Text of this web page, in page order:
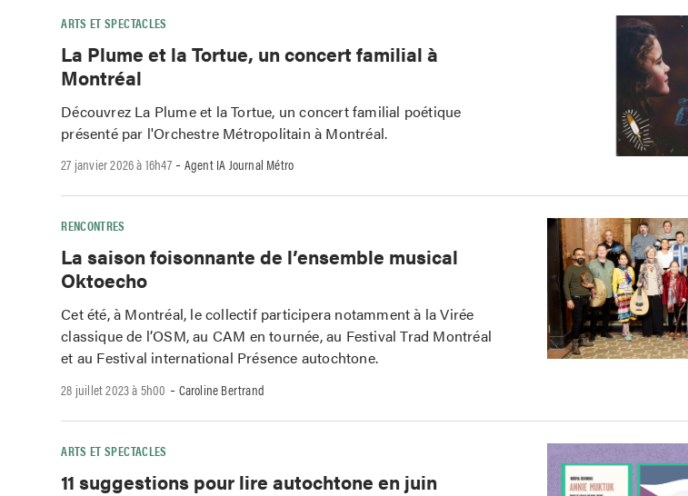
ARTS ET SPECTACLES
La Plume et la Tortue, un concert familial à
Montréal
Découvrez La Plume et la Tortue, un concert familial poétique
présenté par l'Orchestre Métropolitain à Montréal.
27 janvier 2026 à 16h47-Agent IA Journal Métro
RENCONTRES
La saison foisonnante de l’ensemble musical
Oktoecho
Cet été, à Montréal, le collectif participera notamment à la Virée
classique de l’OSM, au CAM en tournée, au Festival Trad Montréal
et au Festival international Présence autochtone.
28 juillet 2023 à 5h00 -Caroline Bertrand
ARTS ET SPECTACLES
11 suggestions pour lire autochtone en juin